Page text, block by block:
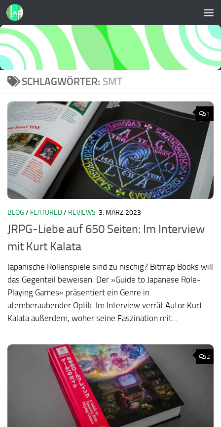
Zum Inhalt springen
SCHLAGWÖRTER: SMT
1
BLOG / FEATURED/ REVIEWS 3. MÄRZ 2023
JRPG-Liebe auf 650 Seiten: Im Interview
mit Kurt Kalata
Japanische Rollenspiele sind zu nischig? Bitmap Books will
das Gegenteil beweisen. Der »Guide to Japanese Role-
Playing Games« präsentiert ein Genre in
atemberaubender Optik. Im Interview verrät Autor Kurt
Kalata außerdem, woher seine Faszination mit...
2